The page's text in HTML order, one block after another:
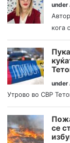
under
кога
under
Утрово во СВР
се